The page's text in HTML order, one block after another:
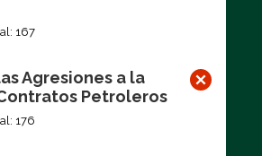
167
Agresiones a la
Petroleros
176